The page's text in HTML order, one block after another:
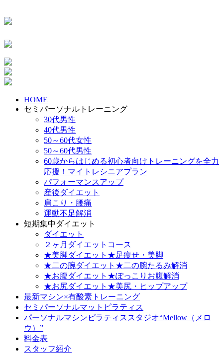
HOME
セミパーソナルトレーニング
30代男性
40代男性
50～60代女性
50～60代男性
60歳からはじめる初心者向けトレーニングを全力
応援！マイトレシニアプラン
パフォーマンスアップ
産後ダイエット
肩こり・腰痛
運動不足解消
短期集中ダイエット
ダイエット
２ヶ月ダイエットコース
★美脚ダイエット★足痩せ・美脚
★二の腕ダイエット★二の腕たるみ解消
★お腹ダイエット★ぽっこりお腹解消
★お尻ダイエット★美尻・ヒップアップ
最新マシン×有酸素トレーニング
セミパーソナルマットピラティス
パーソナルマシンピラティススタジオ“Mellow（メロ
ウ）”
料金表
スタッフ紹介